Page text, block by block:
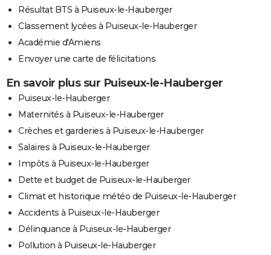
Résultat BTS à Puiseux-le-Hauberger
Classement lycées à Puiseux-le-Hauberger
Académie d'Amiens
Envoyer une carte de félicitations
En savoir plus sur Puiseux-le-Hauberger
Puiseux-le-Hauberger
Maternités à Puiseux-le-Hauberger
Crèches et garderies à Puiseux-le-Hauberger
Salaires à Puiseux-le-Hauberger
Impôts à Puiseux-le-Hauberger
Dette et budget de Puiseux-le-Hauberger
Climat et historique météo de Puiseux-le-Hauberger
Accidents à Puiseux-le-Hauberger
Délinquance à Puiseux-le-Hauberger
Pollution à Puiseux-le-Hauberger